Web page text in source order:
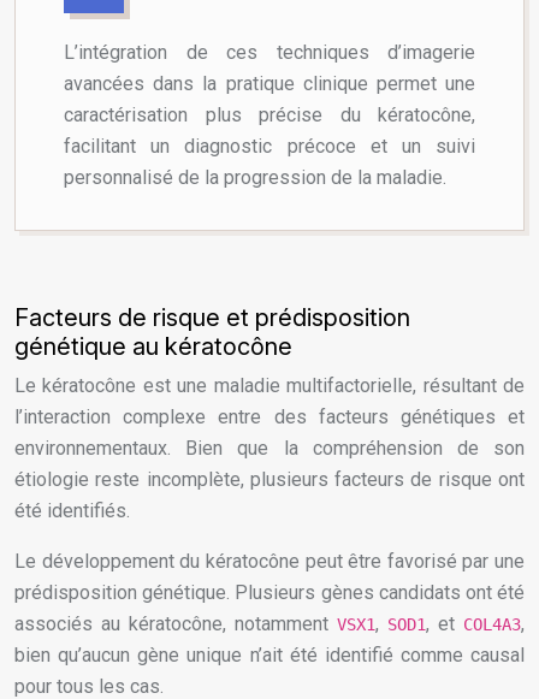
L’intégration de ces techniques d’imagerie
avancées dans la pratique clinique permet une
caractérisation plus précise du kératocône,
facilitant un diagnostic précoce et un suivi
personnalisé de la progression de la maladie.
Facteurs de risque et prédisposition
génétique au kératocône
Le kératocône est une maladie multifactorielle, résultant de
l’interaction complexe entre des facteurs génétiques et
environnementaux. Bien que la compréhension de son
étiologie reste incomplète, plusieurs facteurs de risque ont
été identifiés.
Le développement du kératocône peut être favorisé par une
prédisposition génétique. Plusieurs gènes candidats ont été
associés au kératocône, notamment VSX1, SOD1, et COL4A3,
bien qu’aucun gène unique n’ait été identifié comme causal
pour tous les cas.